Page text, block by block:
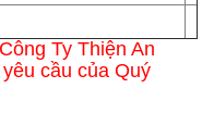
Ty Thiện An
cầu của Quý